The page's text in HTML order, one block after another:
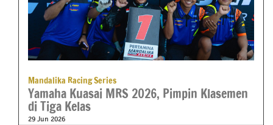
Mandalika Racing Series
Yamaha Kuasai MRS 2026, Pimpin Klasemen
di Tiga Kelas
29 Jun 2026